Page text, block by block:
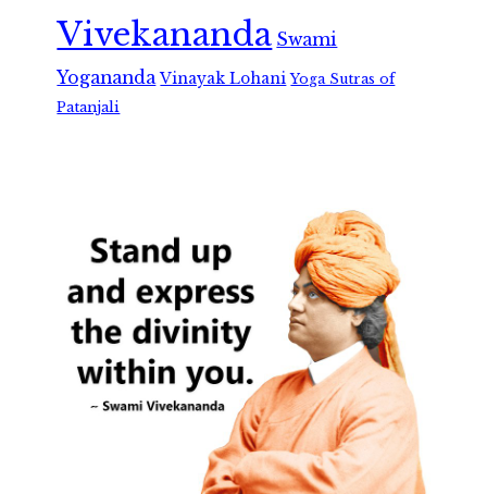
Vivekananda Swami
Yogananda Vinayak Lohani Yoga Sutras of
Patanjali